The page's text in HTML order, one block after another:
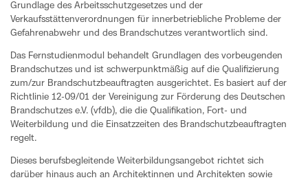
Grundlage des Arbeitsschutzgesetzes und der
Verkaufsstättenverordnungen für innerbetriebliche Probleme der
Gefahrenabwehr und des Brandschutzes verantwortlich sind.
Das Fernstudienmodul behandelt Grundlagen des vorbeugenden
Brandschutzes und ist schwerpunktmäßig auf die Qualifizierung
zum/zur Brandschutzbeauftragten ausgerichtet. Es basiert auf der
Richtlinie 12-09/01 der Vereinigung zur Förderung des Deutschen
Brandschutzes e.V. (vfdb), die die Qualifikation, Fort- und
Weiterbildung und die Einsatzzeiten des Brandschutzbeauftragten
regelt.
Dieses berufsbegleitende Weiterbildungsangebot richtet sich
darüber hinaus auch an Architektinnen und Architekten sowie